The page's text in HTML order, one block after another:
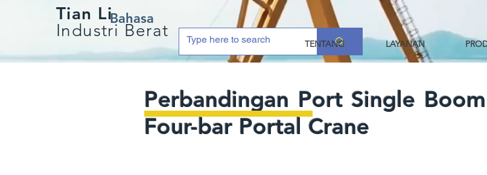
Tian Li
Industri Berat
TENTANG LAYANAN
Bahasa
Perbandingan Port Single
Four-bar Portal Crane